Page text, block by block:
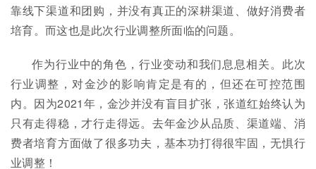
靠线下渠道和团购，并没有真正的深耕渠道、做好消费者
培育。而这也是此次行业调整所面临的问题。
作为行业中的角色，行业变动和我们息息相关。此次
行业调整，对金沙的影响肯定是有的，但还在可控范围
内。因为2021年，金沙并没有盲目扩张，张道红始终认为
只有走得稳，才行走得远。去年金沙从品质、渠道端、消
费者培育方面做了很多功夫，基本功打得很牢固，无惧行
业调整！